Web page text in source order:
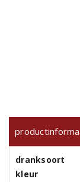
dranksoort
kleur